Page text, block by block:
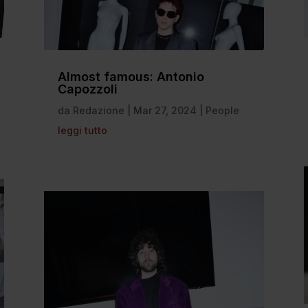
Almost famous: Antonio
Capozzoli
da Redazione Mar 27, 2024
People
leggi tutto